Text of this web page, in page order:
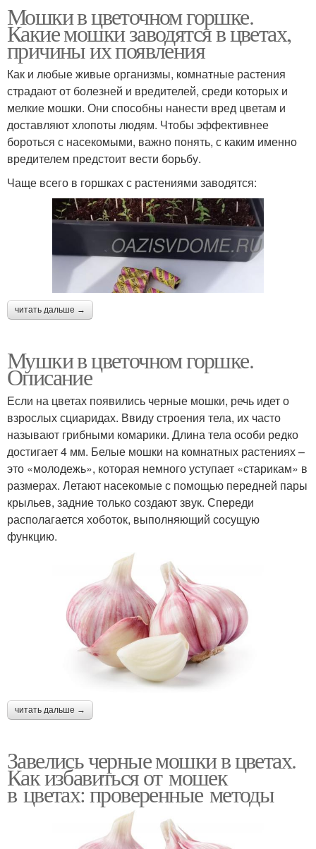
Мошка в комнатных
растениях
Мошка в земле
Комнатные растения Горшковые цветы
Цветочная мошка
Мошка на комнатных
цветах
Почвенная мошка
Цветы в домашних
Марганцовка от мошек
Мошки от комнатных
Цвета без ядовитой
химии
Марганцовка против
черных мошек
Мошки от домашних
Чеснок против мошек
Мошки с комнатных
цветов
Календула против
черных мошек
Избавления от мошек
Мошка на фиалках Спички от мошек
Мошка на комнатных
растениях
растениях
Мошки в цветочном горшке.
Какие мошки заводятся в цветах,
причины их появления
Как и любые живые организмы, комнатные растения
страдают от болезней и вредителей, среди которых и
мелкие мошки. Они способны нанести вред цветам и
доставляют хлопоты людям. Чтобы эффективнее
бороться с насекомыми, важно понять, с каким именно
вредителем предстоит вести борьбу.
Чаще всего в горшках с растениями заводятся:
читать дальше →
Мушки в цветочном горшке.
Описание
Если на цветах появились черные мошки, речь идет о
взрослых сциаридах. Ввиду строения тела, их часто
называют грибными комарики. Длина тела особи редко
достигает 4 мм. Белые мошки на комнатных растениях –
это «молодежь», которая немного уступает «старикам» в
размерах. Летают насекомые с помощью передней пары
крыльев, задние только создают звук. Спереди
располагается хоботок, выполняющий сосущую
функцию.
читать дальше →
Завелись черные мошки в цветах.
Как избавиться от мошек
в цветах: проверенные методы